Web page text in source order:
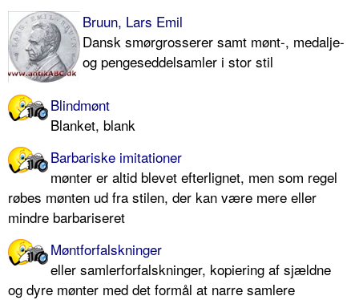
Bruun, Lars Emil
Dansk smørgrosserer samt mønt-, medalje-
og pengeseddelsamler i stor stil
Blindmønt
Blanket, blank
Barbariske imitationer
mønter er altid blevet efterlignet, men som regel
røbes mønten ud fra stilen, der kan være mere eller
mindre barbariseret
Møntforfalskninger
eller samlerforfalskninger, kopiering af sjældne
og dyre mønter med det formål at narre samlere